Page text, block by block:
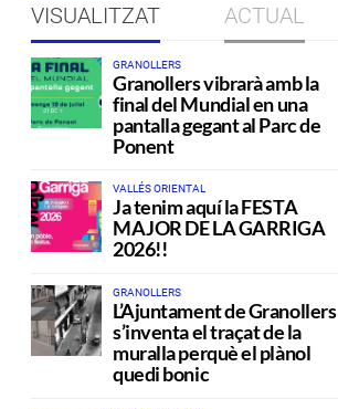
VISUALITZAT ACTUAL
GRANOLLERS
Granollers vibrarà amb la
final del Mundial en una
pantalla gegant al Parc de
Ponent
VALLÉS ORIENTAL
Ja tenim aquí la FESTA
MAJOR DE LA GARRIGA
2026!!
GRANOLLERS
L’Ajuntament de Granollers
s’inventa el traçat de la
muralla perquè el plànol
quedi bonic